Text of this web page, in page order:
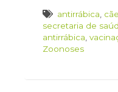
antirrábica
secretaria de
antirrábica
Zoonoses